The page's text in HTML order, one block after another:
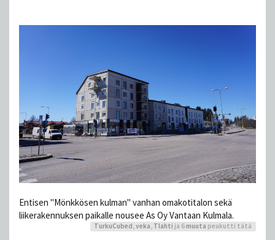
Entisen "Mönkkösen kulman" vanhan omakotitalon sekä
liikerakennuksen paikalle nousee As Oy Vantaan Kulmala.
TurkuCubed,veka, Tlahti ja 6 muuta peukutti tätä